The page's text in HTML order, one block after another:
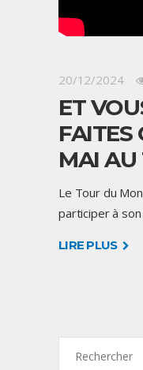
20/12/2024
ET
FAITES
MAI AU
Le Tour du
participer à
LIRE PLUS